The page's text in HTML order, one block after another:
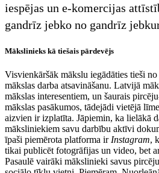
iespējas un e-komercijas
gandrīz jebko no gandrīz
Mākslinieks kā tiešais pārdevējs
Visvienkāršāk mākslu iegādāties tieši
mākslas darba atsavināšanu. Latvijā
mākslas interesentiem, un šaurais
mākslas pasākumos, tādejādi vietējā
aizvien ir izplatīta. Jāpiemin, ka lielākā
māksliniekiem savu darbību aktīvi
īpaši piemērota platforma ir Instagram,
tikai publicēt fotogrāfijas un video, bet
Pasaulē vairāki mākslinieki savus